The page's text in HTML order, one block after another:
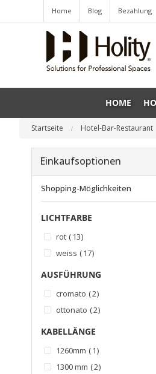
Home Blog Bezahlung
HOME
Startseite Hotel-Bar-Restaurant
Einkaufsoptionen
Shopping-Möglichkeiten
LICHTFARBE
rot 13Artikel
weiss
17Artikel
AUSFÜHRUNG
cromato 2Artikel
ottonato
2Artikel
KABELLÄNGE
1260mm 1Artikel
1300 mm
2Artikel